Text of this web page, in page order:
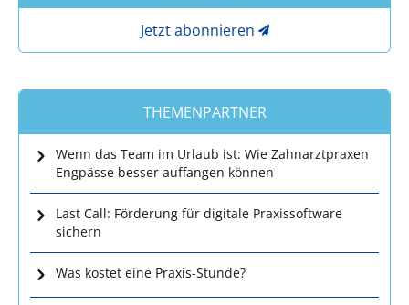
Jetzt abonnieren
THEMENPARTNER
Wenn das Team im Urlaub ist: Wie Zahnarztpraxen
Engpässe besser auffangen können
Last Call: Förderung für digitale Praxissoftware
sichern
Was kostet eine Praxis-Stunde?